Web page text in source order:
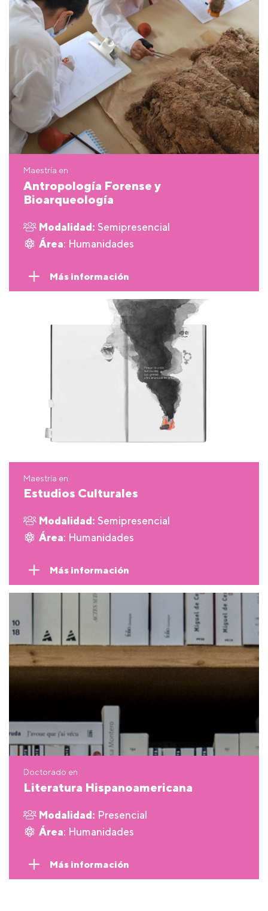
Maestría en
Antropología Forense y
Bioarqueología
Modalidad: Semipresencial
Área: Humanidades
Más información
Maestría en
Estudios Culturales
Modalidad: Semipresencial
Área: Humanidades
Más información
Doctorado en
Literatura Hispanoamericana
Modalidad: Presencial
Área: Humanidades
Más información